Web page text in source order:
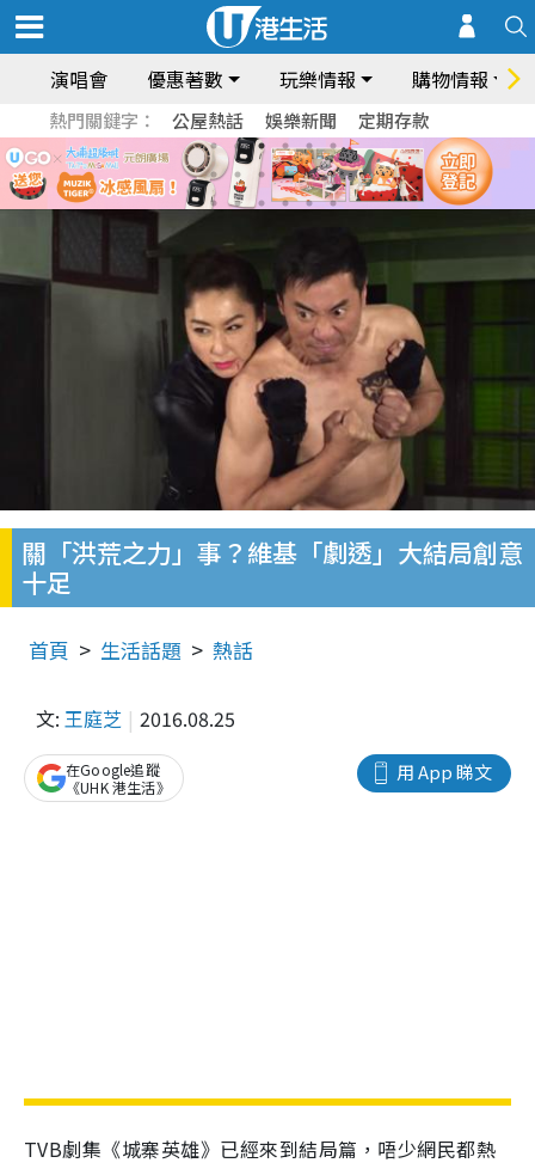
演唱會 優惠著數 玩樂情報 購物情報
熱門關鍵字： 公屋熱話 娛樂新聞 定期存款
關「洪荒之力」事？維基「劇透」大結局創意
十足
首頁 生活話題 熱話
文: 王庭芝 2016.08.25
用 App 睇文
在Google追蹤
《UHK 港生活》
TVB劇集《城寨英雄》已經來到結局篇，唔少網民都熱